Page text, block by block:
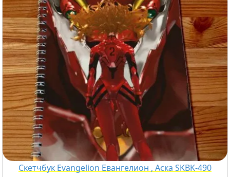
Скетчбук Evangelion Евангелион , Аска SKBK-490